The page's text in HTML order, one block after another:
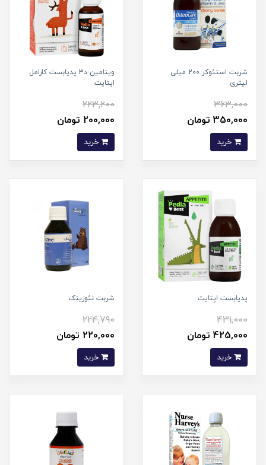
شربت استئوکر 200 میلی
لیتری
363,000
350,000 تومان
ویتامین د3 پدیابست کارامل
اپتایت
223,200
200,000 تومان
پدیابست اپتایت
431,000
425,000 تومان
شربت نئوزینک
224,790
220,000 تومان